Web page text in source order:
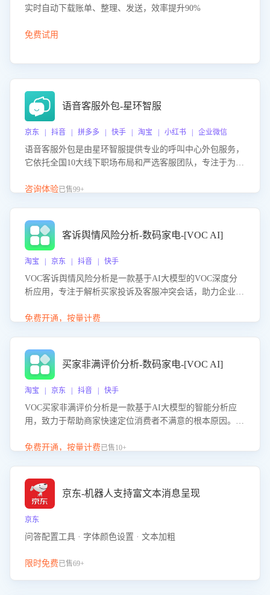
实时自动下载账单、整理、发送，效率提升90%
免费试用
语音客服外包-星环智服
京东 | 抖音 | 拼多多 | 快手 | 淘宝 | 小红书 | 企业微信
语音客服外包是由星环智服提供专业的呼叫中心外包服务，
它依托全国10大线下职场布局和严选客服团队，专注于为企
客服团队和智能工具提升语音客服服务效率和质量，帮助企
咨询体验已售99+
客诉舆情风险分析-数码家电-[VOC AI]
淘宝 | 京东 | 抖音 | 快手
VOC客诉舆情风险分析是一款基于AI大模型的VOC深度分
析应用，专注于解析买家投诉及客服冲突会话，助力企业精
别客户情绪、归因争议根源，并客观评估客服应对合理性与
能力，阻断差评扩散，维护品牌声誉，实现客户满意度的持
续提升。
免费开通，按量计费
买家非满评价分析-数码家电-[VOC AI]
淘宝 | 京东 | 抖音 | 快手
VOC买家非满评价分析是一款基于AI大模型的智能分析应
用，致力于帮助商家快速定位消费者不满意的根本原因。该
客服原因或其它部门原因，明确责任归属，提供可落地的改
改，有效提升客户满意度和店铺整体服务质量。
免费开通，按量计费已售10+
京东-机器人支持富文本消息呈现
京东
问答配置工具 · 字体颜色设置 · 文本加粗
限时免费已售69+